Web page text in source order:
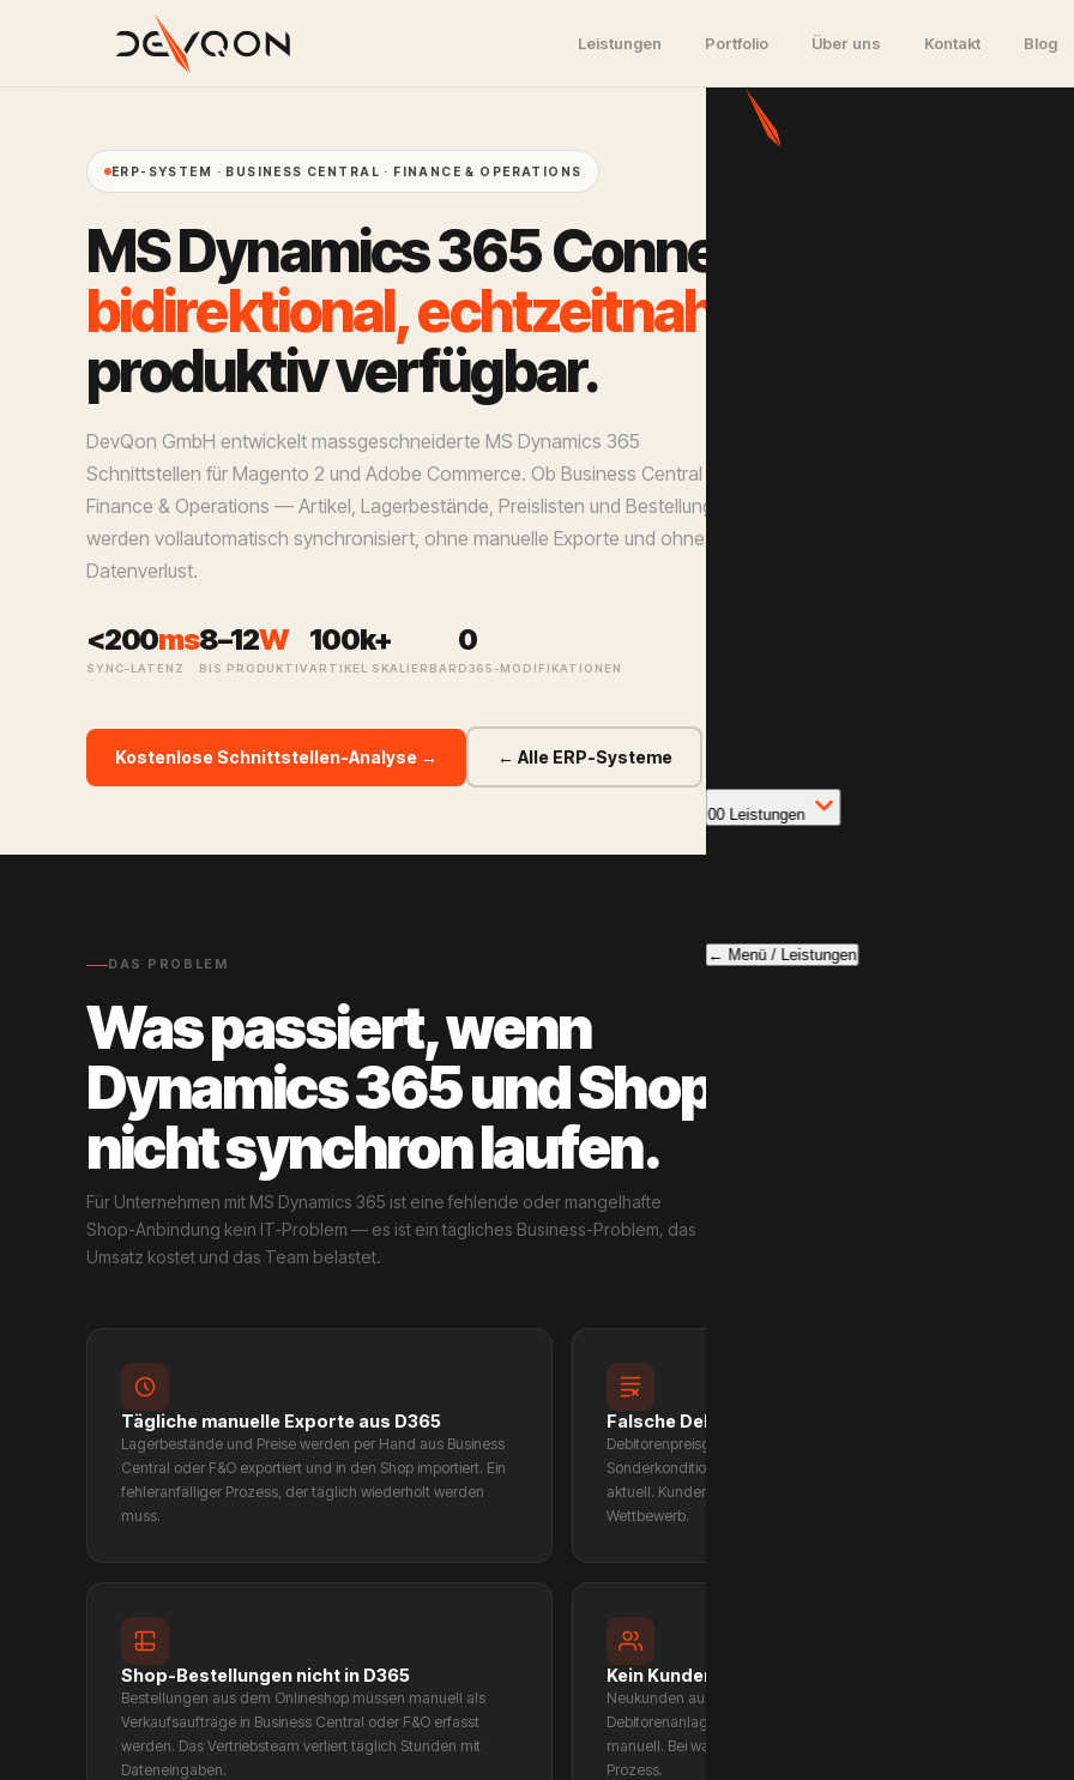
Leistungen Portfolio Über uns Kontakt Blog
00 Leistungen
← Menü / Leistungen
05
06
Schnittstellen & ERP
Abacus, MyFactory, SAP
ERP-SYSTEM · BUSINESS CENTRAL · FINANCE & OPERATIONS
MSDynamics365Conne
bidirektional,echtzeitnah
produktivverfügbar.
DevQon GmbH entwickelt massgeschneiderte MS Dynamics 365
Schnittstellen für Magento 2 und Adobe Commerce. Ob Business Central oder
Finance & Operations — Artikel, Lagerbestände, Preislisten und Bestellungen
werden vollautomatisch synchronisiert, ohne manuelle Exporte und ohne
Datenverlust.
<200ms
SYNC-LATENZ
8–12W
BIS PRODUKTIV
100k+
ARTIKEL SKALIERBAR
0
D365-MODIFIKATIONEN
Kostenlose Schnittstellen-Analyse → ← Alle ERP-Systeme
DAS PROBLEM
Was passiert, wenn
Dynamics 365 und Shop
nicht synchron laufen.
Für Unternehmen mit MS Dynamics 365 ist eine fehlende oder mangelhafte
Shop-Anbindung kein IT-Problem — es ist ein tägliches Business-Problem, das
Umsatz kostet und das Team belastet.
Tägliche manuelle Exporte aus D365
Lagerbestände und Preise werden per Hand aus Business
Central oder F&O exportiert und in den Shop importiert. Ein
fehleranfälliger Prozess, der täglich wiederholt werden
muss.
Falsche Debitorenpreise im Shop
Debitorenpreisgruppen, Staffelpreise und
Sonderkonditionen aus Dynamics 365 sind im Shop nicht
aktuell. Kunden sehen falsche Preise und bestellen beim
Wettbewerb.
Shop-Bestellungen nicht in D365
Bestellungen aus dem Onlineshop müssen manuell als
Verkaufsaufträge in Business Central oder F&O erfasst
werden. Das Vertriebsteam verliert täglich Stunden mit
Dateneingaben.
Kein Kundenstamm-Abgleich
Neukunden aus dem Shop existieren in Dynamics 365 nicht.
Debitorenanlage, Kreditlimit, Zahlungsbedingungen — alles
manuell. Bei wachsendem Bestellvolumen kollabiert dieser
Prozess.